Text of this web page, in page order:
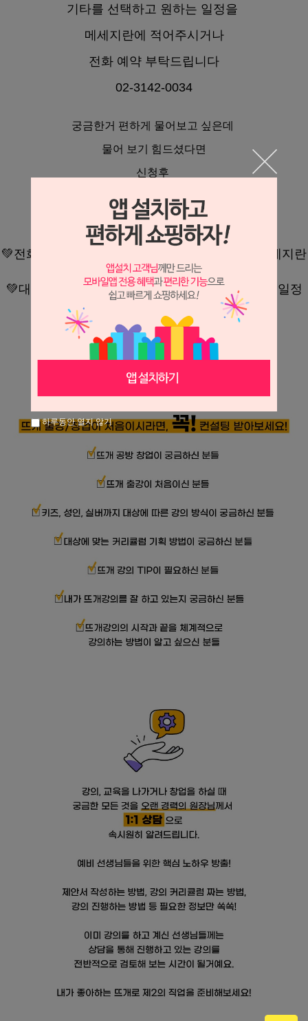
기타를 선택하고 원하는 일정을
메세지란에 적어주시거나
전화 예약 부탁드립니다
02-3142-0034
궁금한거 편하게 물어보고 싶은데
물어 보기 힘드셨다면
신청후
1:1 컨설팅을 통해서
편하게 물어보시고 도움을 받으세요
💚전화 상담의 경우 신청하시면서 통화 일정을 메세지란
에 적어주세요
💚대면 상담의 경우 홍대 아카데미로 오실수 있는 일정
을
적어주시면 연락 드립니다!!
하루동안 열지 않기